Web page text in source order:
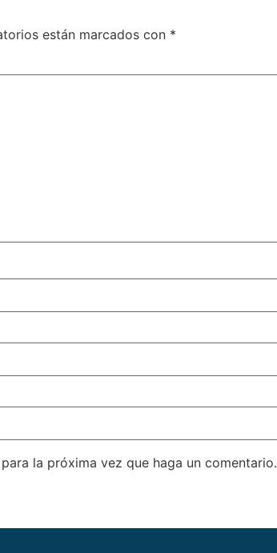
están marcados con *
la próxima vez que haga un comentario.